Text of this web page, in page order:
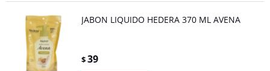
JABON LIQUIDO HEDERA 370 ML AVENA
$39